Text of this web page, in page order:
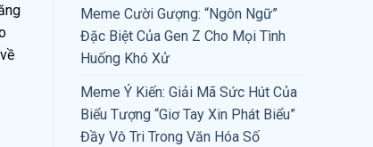
Meme Cười Gượng: “Ngôn Ngữ”
Đặc Biệt Của Gen Z Cho Mọi Tình
Huống Khó Xử
Meme Ý Kiến: Giải Mã Sức Hút Của
Biểu Tượng “Giơ Tay Xin Phát Biểu”
Đầy Vô Tri Trong Văn Hóa Số